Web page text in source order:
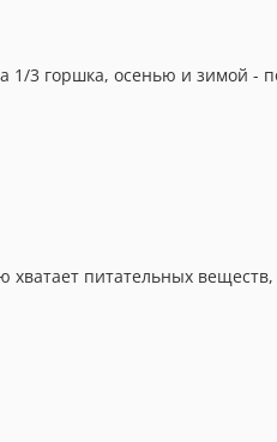
1/3 горшка, осенью и зимой -
питательных